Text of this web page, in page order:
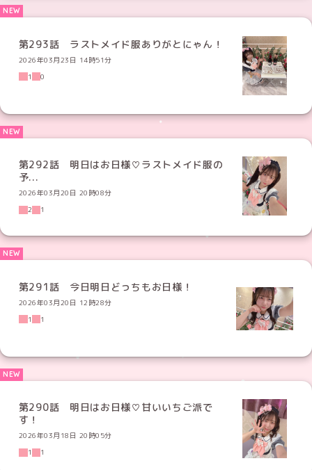
第293話 ラストメイド服ありがとにゃん！
2026年03月23日 14時51分
1
0
第292話 明日はお日様♡ラストメイド服の
予...
2026年03月20日 20時08分
2
1
第291話 今日明日どっちもお日様！
2026年03月20日 12時28分
1
1
第290話 明日はお日様♡甘いいちご派で
す！
2026年03月18日 20時05分
1
1